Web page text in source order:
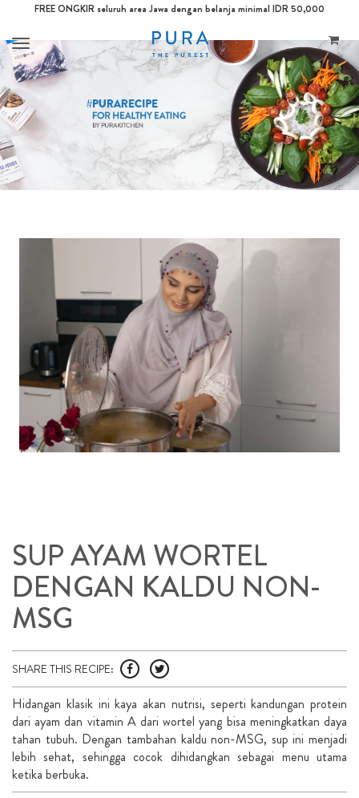
FREE ONGKIR seluruh area Jawa dengan belanja minimal IDR 50,000
Toggle
navigation
SUP AYAM WORTEL
DENGAN KALDU NON-
MSG
SHARE THIS RECIPE:
Hidangan klasik ini kaya akan nutrisi, seperti kandungan protein
dari ayam dan vitamin A dari wortel yang bisa meningkatkan daya
tahan tubuh. Dengan tambahan kaldu non-MSG, sup ini menjadi
lebih sehat, sehingga cocok dihidangkan sebagai menu utama
ketika berbuka.